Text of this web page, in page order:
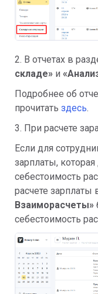
2. В отчетах в
складе» и
Подробнее об
прочитать здесь.
3. При расчете
Если для
зарплаты,
себестоимость
расчете зарплаты
Взаиморасчеты»
себестоимость